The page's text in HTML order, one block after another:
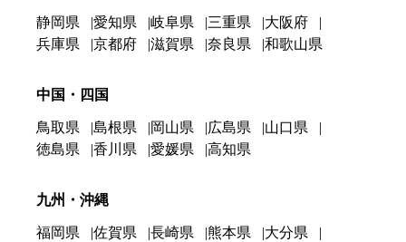
静岡県 愛知県 岐阜県 三重県
大阪府
兵庫県
京都府 滋賀県 奈良県 和歌山県
中国・四国
鳥取県 島根県 岡山県 広島県
山口県
徳島県
香川県 愛媛県 高知県
九州・沖縄
福岡県 佐賀県 長崎県 熊本県
大分県